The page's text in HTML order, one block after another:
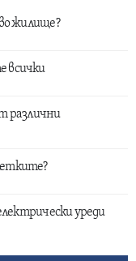
жилище?
всички
различни
уреди